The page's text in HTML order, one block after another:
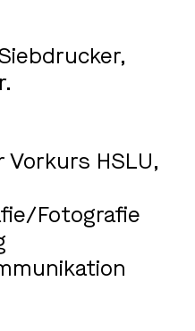
HSLU,
Fotografie